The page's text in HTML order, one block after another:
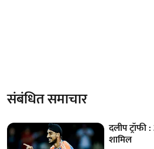
संबंधित समाचार
दलीप ट्रॉफी
शामिल